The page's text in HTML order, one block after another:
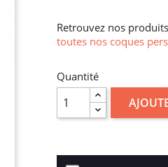
Retrouvez nos produits
toutes nos coques
Quantité